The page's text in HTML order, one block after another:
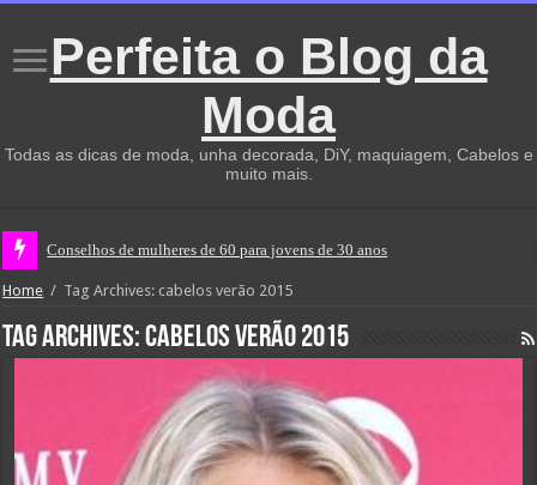
Perfeita o Blog da
Moda
Todas as dicas de moda, unha decorada, DiY, maquiagem, Cabelos e
muito mais.
Conselhos de mulheres de 60 para jovens de 30 anos
Home / Tag Archives: cabelos verão 2015
Tag Archives:cabelos verão 2015